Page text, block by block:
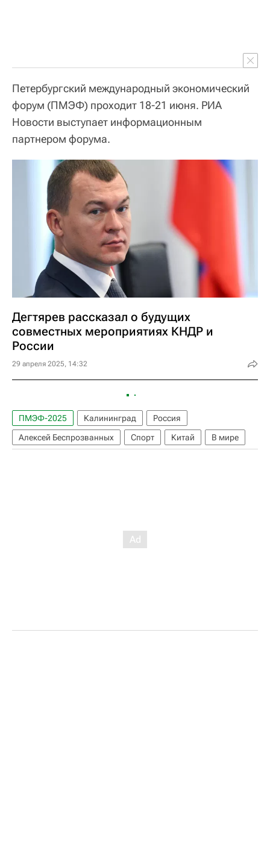
Петербургский международный экономический
форум (ПМЭФ) проходит 18-21 июня. РИА
Новости выступает информационным
партнером форума.
Дегтярев рассказал о будущих
совместных мероприятиях КНДР и
России
29 апреля 2025, 14:32
ПМЭФ-2025 Калининград
Россия
Алексей Беспрозванных
Спорт Китай В мире